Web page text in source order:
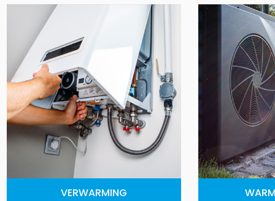
VERWARMING